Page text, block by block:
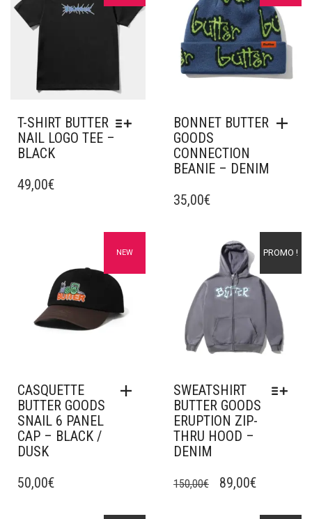
PEUVENT
ÊTRE
CHOISIES
PAGE
PRODUIT
OPTIONS
PEUVENT
ÊTRE
CHOISIES
SUR
DU
PRODUIT
T-SHIRT BUTTER
NAIL LOGO TEE –
BLACK
PRODUIT
PEUVENT
CHOISIES
SUR
PRODUIT
49,00€
BONNET BUTTER
GOODS
CONNECTION
BEANIE – DENIM
35,00€
Ajouter à mes favorisNEW
CASQUETTE
BUTTER GOODS
SNAIL 6 PANEL
CAP – BLACK /
DUSK
50,00€
Ajouter à mes favorisPROMO !
SWEATSHIRT
BUTTER GOODS
ERUPTION ZIP-
THRU HOOD –
DENIM
PRODUIT
150,00€
LE
89,00€LE